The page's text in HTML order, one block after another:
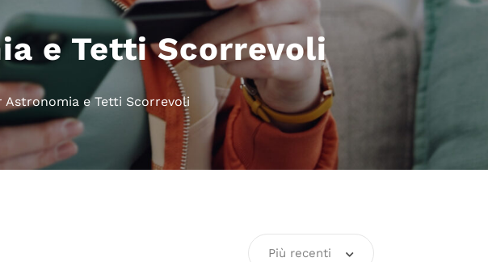
e Tetti Scorrevoli
e Tetti Scorrevoli
Più recenti